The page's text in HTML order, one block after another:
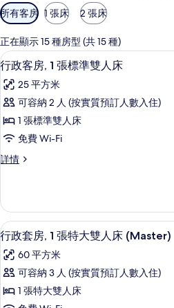
可
用
嘅
客
房
篩
選
條
所有客房 1 張床 2 張床
正在顯示 15 種房型 (共 15 種)
載
入
所
有
行
政
客
1
張
標
準
雙
人
行
4
行政客房, 1 張標準雙人床
25 平方米
可容納 2 人 (按實質預訂人數入住)
1 張標準雙人床
免費 Wi-Fi
詳情
行
1
張
標
準
雙
人
詳
載
入
所
有
行
行
2
行政套房, 1 張特大雙人床 (Master)
60 平方米
可容納 3 人 (按實質預訂人數入住)
1 張特大雙人床